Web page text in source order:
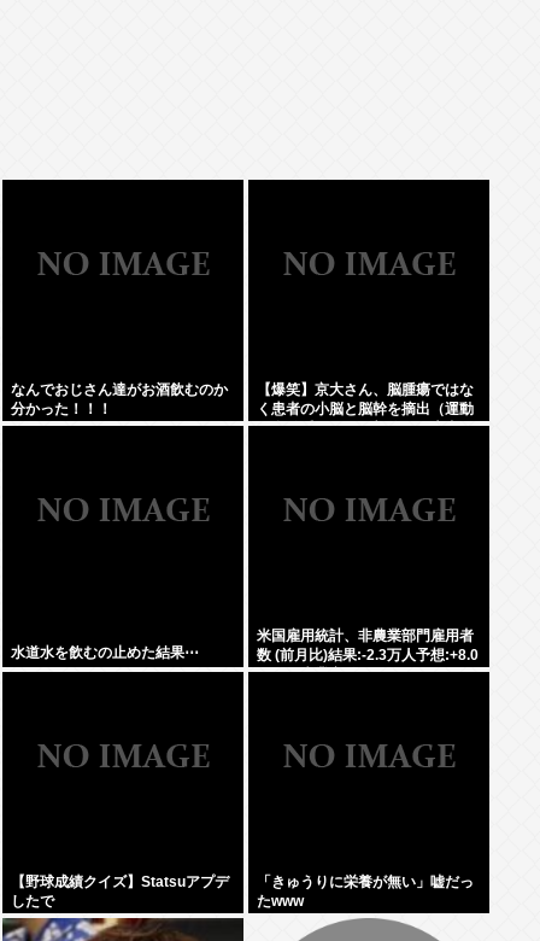
なんでおじさん達がお酒飲むのか
分かった！！！
【爆笑】京大さん、脳腫瘍ではな
く患者の小脳と脳幹を摘出（運動
と自発呼吸を司る部位）。患者は
水道水を飲むの止めた結果⋯
米国雇用統計、非農業部門雇用者
数 (前月比)結果:-2.3万人予想:+8.0
万人、失業率結果:+4.1%予
【野球成績クイズ】Statsuアプデ
したで
「きゅうりに栄養が無い」嘘だっ
たwww